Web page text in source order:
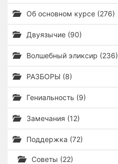
Об основном курсе (276)
Двуязычие (90)
Волшебный эликсир (236)
РАЗБОРЫ (8)
Гениальность (9)
Замечания (12)
Поддержка (72)
Советы (22)